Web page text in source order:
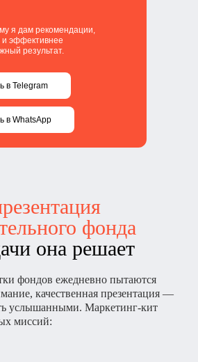
в WhatsApp
в Telegram
я дам рекомендации,
и эффективнее
результат.
фонда
она решает
фондов ежедневно пытаются
качественная презентация —
услышанными. Маркетинг-кит
миссий: